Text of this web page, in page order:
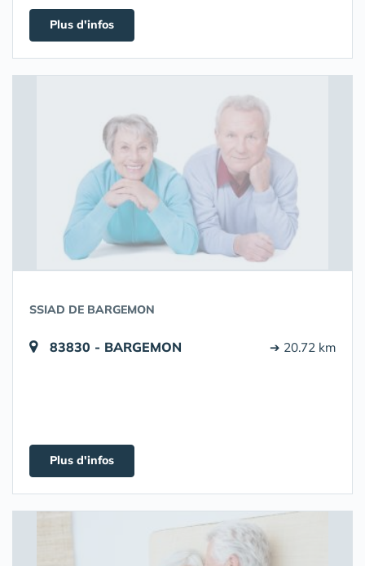
Plus d'infos
SSIAD DE BARGEMON
83830 - BARGEMON ➔ 20.72 km
Plus d'infos